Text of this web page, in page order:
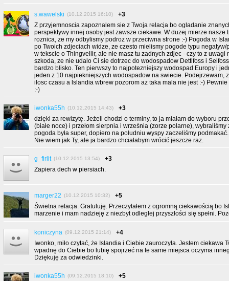
s.wawelski (10.12.2015 16:10)
+3
Z przyjemnoscia zapoznalem sie z Twoja relacja bo ogladanie
perspektywy innej osoby jest zawsze ciekawe. W duzej mierze nasze
roznica, ze my odbylismy podroz w przeciwna strone :-) Pogoda w
po Twoich zdjeciach widze, ze czesto mielismy pogode typu negatyw/
w tekscie o Thingvellir, ale nie masz tu zadnych zdjec - czy to z uwagi
szkoda, ze nie udalo Ci sie dotrzec do wodospadow Dettifoss i
bardzo blisko. Ten pierwszy to najpotezniejszy wodospad Europy i
jeden z 10 najpiekniejszych wodospadow na swiecie. Podejrzewam,
ilosc czasu a lslandia wbrew pozorom az taka mala nie jest :-)
:-)
iwonka55h (10.12.2015 14:43)
+3
dzięki za rewizytę. Jeżeli chodzi o terminy, to ja miałam do wyboru
(białe noce) i przełom sierpnia i września (zorze polarne), wybraliśmy
pogoda była super, dopiero na południu wyspy zaczeliśmy podmakać.
Nie wiem jak Ty, ale ja bardzo chciałabym wrócić jeszcze raz.
g_firlit (10.12.2015 13:54)
+3
Zapiera dech w piersiach.
marger22 (10.12.2015 10:32)
+5
Świetna relacja. Gratuluję. Przeczytałem z ogromną ciekawością bo
marzenie i mam nadzieję z niezbyt odległej przyszłości się spełni.
koniczyna (09.12.2015 21:14)
+4
Iwonko, miło czytać, że Islandia i Ciebie zauroczyła. Jestem ciekawa
wpadnę do Ciebie bo lubię spojrzeć na te same miejsca oczyma
Dziękuję za odwiedzinki.
iwonka55h (09.12.2015 18:10) +5